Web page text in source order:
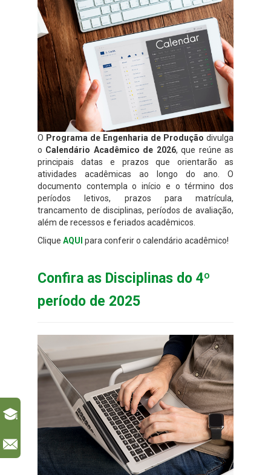
O Programa de Engenharia de Produção divulga
o Calendário Acadêmico de 2026, que reúne as
principais datas e prazos que orientarão as
atividades acadêmicas ao longo do ano. O
documento contempla o início e o término dos
períodos letivos, prazos para matrícula,
trancamento de disciplinas, períodos de avaliação,
além de recessos e feriados acadêmicos.
Clique AQUI para conferir o calendário acadêmico!
Confira as Disciplinas do 4º
período de 2025